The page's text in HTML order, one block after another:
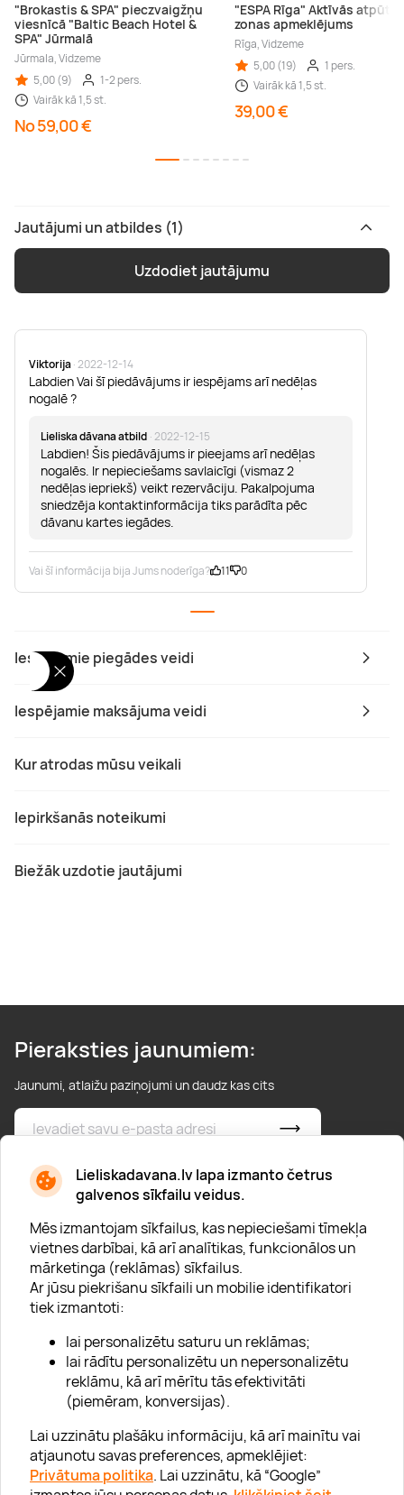
Lieliskadavana.lv lapa izmanto četrus
galvenos sīkfailu veidus.
Mēs izmantojam sīkfailus, kas nepieciešami tīmekļa
vietnes darbībai, kā arī analītikas, funkcionālos un
mārketinga (reklāmas) sīkfailus.
Ar jūsu piekrišanu sīkfaili un mobilie identifikatori
tiek izmantoti:
lai personalizētu saturu un reklāmas;
lai rādītu personalizētu un nepersonalizētu
reklāmu, kā arī mērītu tās efektivitāti
(piemēram, konversijas).
Lai uzzinātu plašāku informāciju, kā arī mainītu vai
atjaunotu savas preferences, apmeklējiet:
Privātuma politika. Lai uzzinātu, kā “Google”
Iespējamie piegādes veidi
Iespējamie maksājuma veidi
Kur atrodas mūsu veikali
Iepirkšanās noteikumi
Biežāk uzdotie jautājumi
"Brokastis & SPA" pieczvaigžņu
viesnīcā "Baltic Beach Hotel &
SPA" Jūrmalā
Jūrmala, Vidzeme
5,00 (9)
1-2 pers.
Vairāk kā 1,5 st.
No 59,00 €
"ESPA Rīga" Aktīvās atpūtas
zonas apmeklējums
Rīga, Vidzeme
5,00 (19)
1 pers.
Vairāk kā 1,5 st.
39,00 €
Jautājumi un atbildes (1)
Uzdodiet jautājumu
Viktorija· 2022-12-14
Labdien Vai šī piedāvājums ir iespējams arī nedēļas
nogalē ?
Lieliska dāvana atbild · 2022-12-15
Labdien! Šis piedāvājums ir pieejams arī nedēļas
nogalēs. Ir nepieciešams savlaicīgi (vismaz 2
nedēļas iepriekš) veikt rezervāciju. Pakalpojuma
sniedzēja kontaktinformācija tiks parādīta pēc
dāvanu kartes iegādes.
Vai šī informācija bija Jums noderīga? 11 0
Pieraksties jaunumiem:
Jaunumi, atlaižu paziņojumi un daudz kas cits
* Esmu iepazinies/usies ar privātuma politiku
Par "Lieliska dāvana"
Uzņēmumiem
Palīdzība